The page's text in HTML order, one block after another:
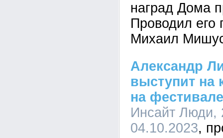
наград Дома
Проводил
Михаил
Александр
выступит на
на
Инсайт Люди,
04.10.2023